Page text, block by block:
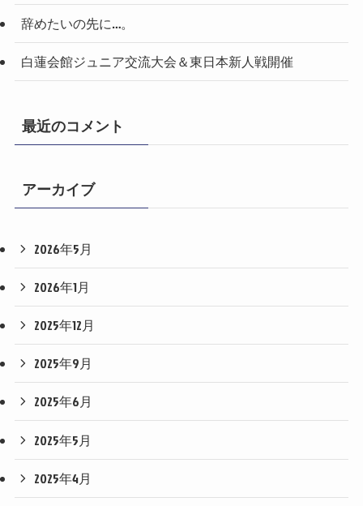
辞めたいの先に…。
白蓮会館ジュニア交流大会＆東日本新人戦開催
最近のコメント
アーカイブ
2026年5月
2026年1月
2025年12月
2025年9月
2025年6月
2025年5月
2025年4月